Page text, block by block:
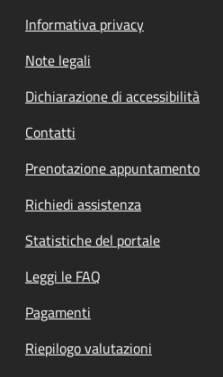
Informativa privacy
Note legali
Dichiarazione di accessibilità
Contatti
Prenotazione appuntamento
Richiedi assistenza
Statistiche del portale
Leggi le FAQ
Pagamenti
Riepilogo valutazioni